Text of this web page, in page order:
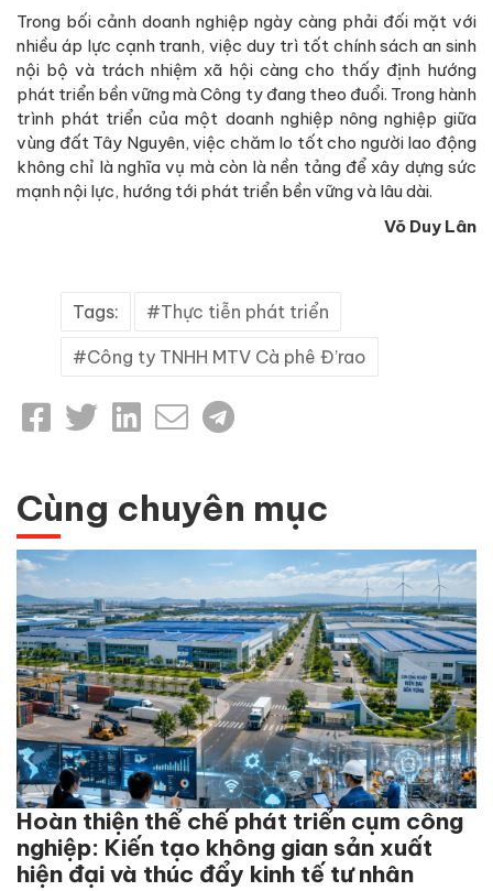
Trong bối cảnh doanh nghiệp ngày càng phải đối mặt với
nhiều áp lực cạnh tranh, việc duy trì tốt chính sách an sinh
nội bộ và trách nhiệm xã hội càng cho thấy định hướng
phát triển bền vững mà Công ty đang theo đuổi. Trong hành
trình phát triển của một doanh nghiệp nông nghiệp giữa
vùng đất Tây Nguyên, việc chăm lo tốt cho người lao động
không chỉ là nghĩa vụ mà còn là nền tảng để xây dựng sức
mạnh nội lực, hướng tới phát triển bền vững và lâu dài.
Võ Duy Lân
Tags: Thực tiễn phát triển
Công ty TNHH MTV Cà phê Đ’rao
Cùng chuyên mục
Hoàn thiện thể chế phát triển cụm công
nghiệp: Kiến tạo không gian sản xuất
hiện đại và thúc đẩy kinh tế tư nhân